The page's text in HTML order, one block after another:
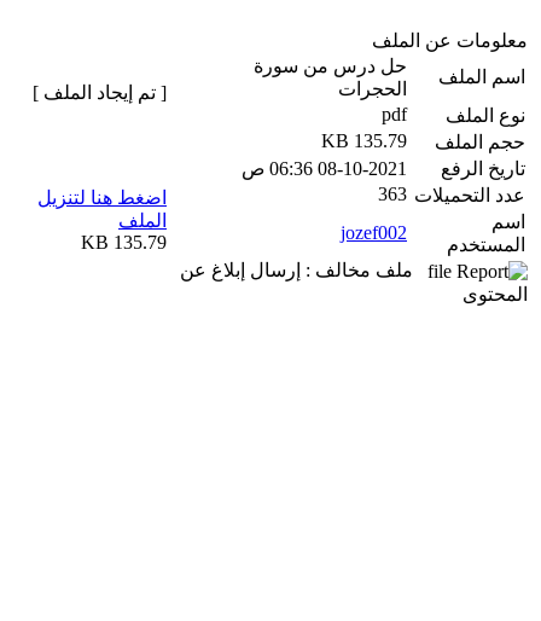
معلومات عن الملف
اسم الملف
حل درس من سورة
الحجرات
نوع الملف
pdf
حجم الملف
135.79 KB
تاريخ الرفع
08-10-2021 06:36 ص
عدد التحميلات 363
اسم
المستخدم
jozef002
ملف مخالف : إرسال إبلاغ عن
المحتوى
[ تم إيجاد الملف ]
اضغط هنا لتنزيل
الملف
135.79 KB